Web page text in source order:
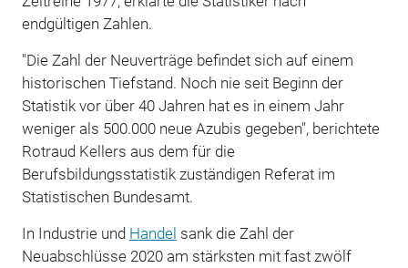
endgültigen Zahlen.
"Die Zahl der Neuverträge befindet sich auf einem
historischen Tiefstand. Noch nie seit Beginn der
Statistik vor über 40 Jahren hat es in einem Jahr
weniger als 500.000 neue Azubis gegeben", berichtete
Rotraud Kellers aus dem für die
Berufsbildungsstatistik zuständigen Referat im
Statistischen Bundesamt.
In Industrie und Handel sank die Zahl der
Neuabschlüsse 2020 am stärksten mit fast zwölf